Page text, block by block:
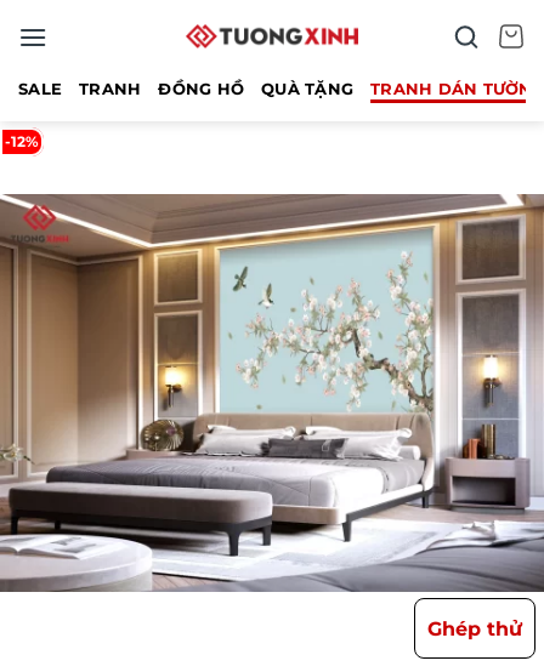
qua
SALE TRANH ĐỒNG HỒ QUÀ TẶNG TRANH DÁN
-12%
Ghép thử